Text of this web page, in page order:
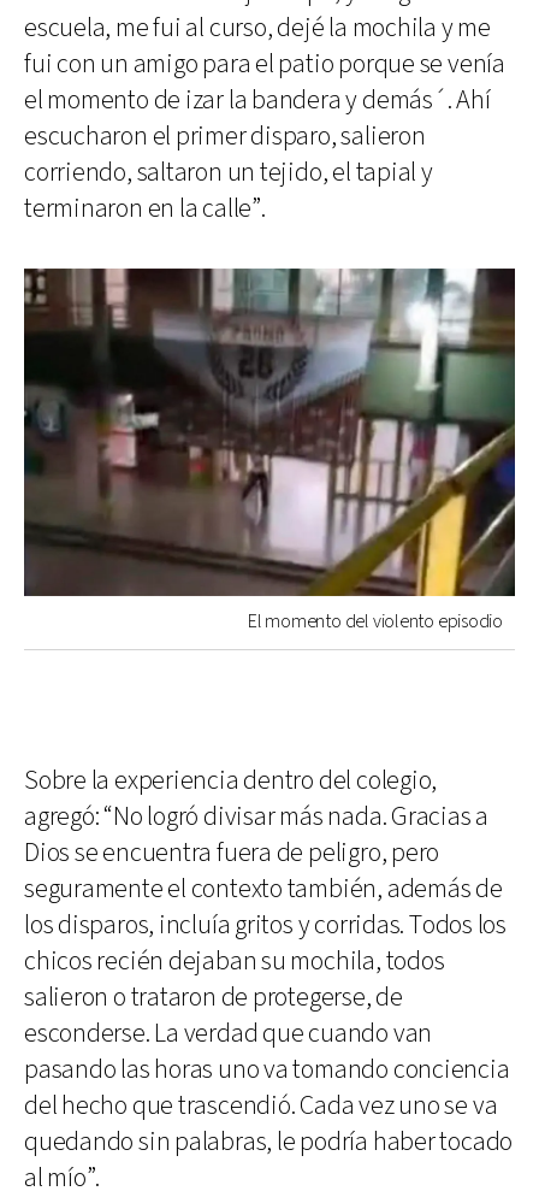
escuela, me fui al curso, dejé la mochila y me
fui con un amigo para el patio porque se venía
el momento de izar la bandera y demás´. Ahí
escucharon el primer disparo, salieron
corriendo, saltaron un tejido, el tapial y
terminaron en la calle”.
El momento del violento episodio
Sobre la experiencia dentro del colegio,
agregó: “No logró divisar más nada. Gracias a
Dios se encuentra fuera de peligro, pero
seguramente el contexto también, además de
los disparos, incluía gritos y corridas. Todos los
chicos recién dejaban su mochila, todos
salieron o trataron de protegerse, de
esconderse. La verdad que cuando van
pasando las horas uno va tomando conciencia
del hecho que trascendió. Cada vez uno se va
quedando sin palabras, le podría haber tocado
al mío”.